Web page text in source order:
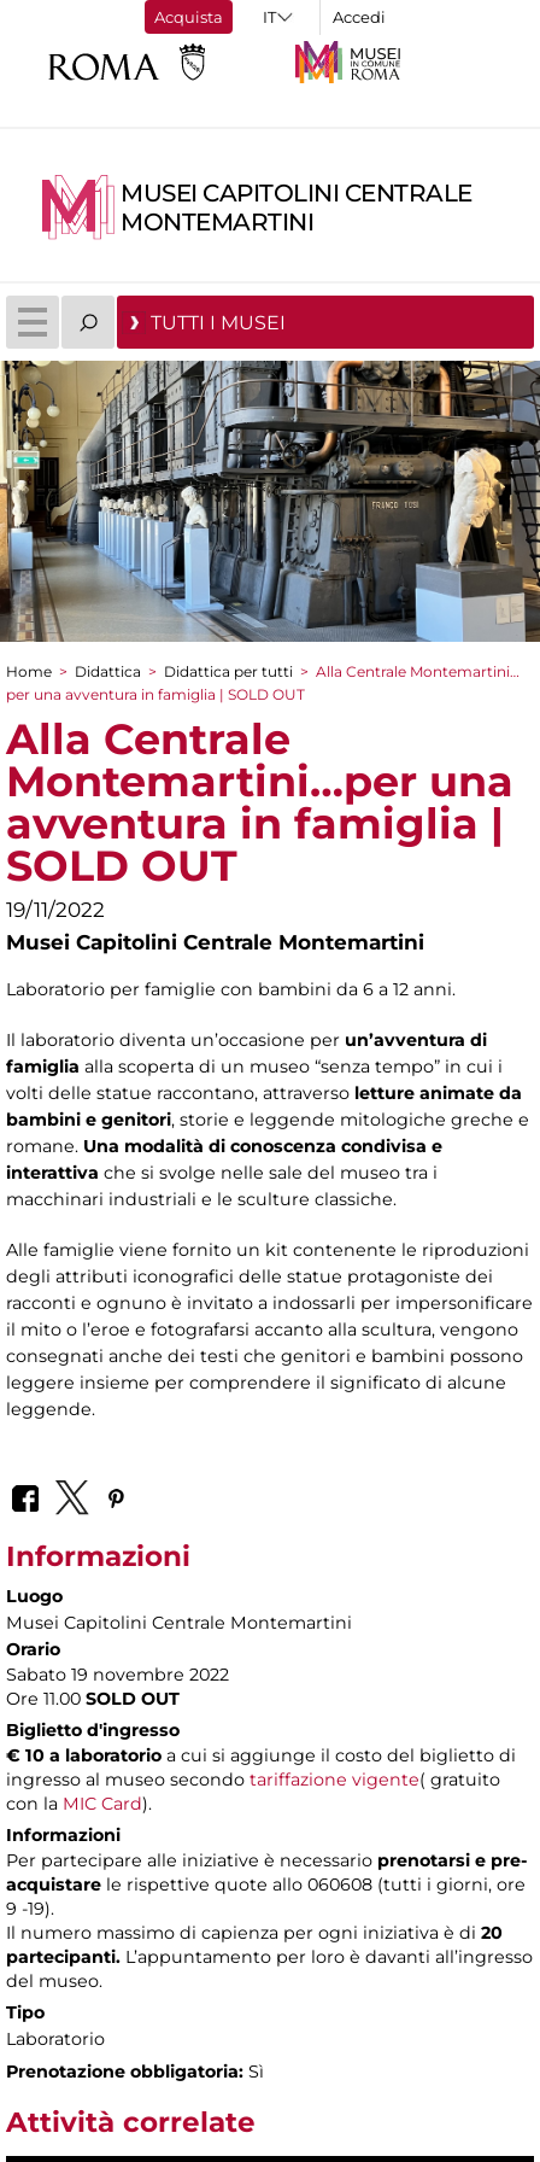
Acquista Accedi
MUSEI CAPITOLINI CENTRALE
MONTEMARTINI
TUTTI I MUSEI
Tu sei qui
Home > Didattica > Didattica per tutti > Alla Centrale Montemartini…
per una avventura in famiglia | SOLD OUT
Alla Centrale
Montemartini…per una
avventura in famiglia |
SOLD OUT
19/11/2022
Musei Capitolini Centrale Montemartini
Laboratorio per famiglie con bambini da 6 a 12 anni.
Il laboratorio diventa un’occasione per un’avventura di
famiglia alla scoperta di un museo “senza tempo” in cui i
volti delle statue raccontano, attraverso letture animate da
bambini e genitori, storie e leggende mitologiche greche e
romane. Una modalità di conoscenza condivisa e
interattiva che si svolge nelle sale del museo tra i
macchinari industriali e le sculture classiche.
Alle famiglie viene fornito un kit contenente le riproduzioni
degli attributi iconografici delle statue protagoniste dei
racconti e ognuno è invitato a indossarli per impersonificare
il mito o l’eroe e fotografarsi accanto alla scultura, vengono
consegnati anche dei testi che genitori e bambini possono
leggere insieme per comprendere il significato di alcune
leggende.
Informazioni
Luogo
Musei Capitolini Centrale Montemartini
Orario
Sabato 19 novembre 2022
Ore 11.00 SOLD OUT
Biglietto d'ingresso
€ 10 a laboratorio a cui si aggiunge il costo del biglietto di
ingresso al museo secondo tariffazione vigente( gratuito
con la MIC Card).
Informazioni
​Per partecipare alle iniziative è necessario prenotarsi e pre-
acquistare le rispettive quote allo 060608 (tutti i giorni, ore
9 -19).
Il numero massimo di capienza per ogni iniziativa è di 20
partecipanti. L’appuntamento per loro è davanti all’ingresso
del museo.
Tipo
Laboratorio
Prenotazione obbligatoria: Sì
Attività correlate